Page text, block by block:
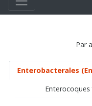
Par
Enterobacterales
Enterocoques